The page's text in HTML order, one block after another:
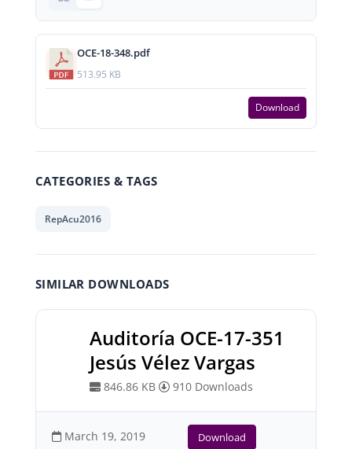
OCE-18-348.pdf
513.95 KB
Download
CATEGORIES & TAGS
RepAcu2016
SIMILAR DOWNLOADS
Auditoría OCE-17-351
Jesús Vélez Vargas
846.86 KB 910 Downloads
March 19, 2019 Download